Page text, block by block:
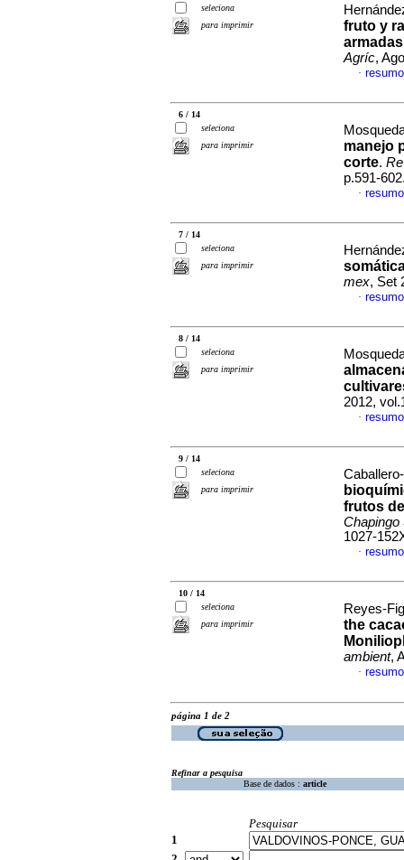
seleciona
para imprimir
fruto y
Agríc,
·
6 / 14
seleciona
para imprimir
manejo
corte.
p.591-
·
7 / 14
seleciona
para imprimir
mex, Set
·
8 / 14
seleciona
para imprimir
2012,
·
9 / 14
seleciona
para imprimir
frutos
Chapingo
1027-
·
10 / 14
seleciona
para imprimir
Reyes-
the
ambient,
·
página 1 de 2
Refinar a pesquisa
Base de dados : article
Pesquisar
1